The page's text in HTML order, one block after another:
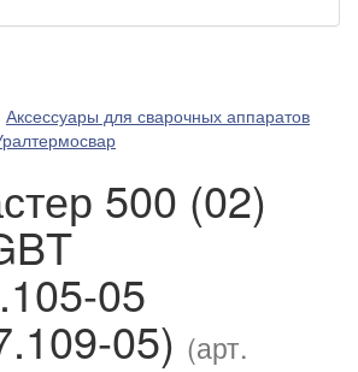
Аксессуары для сварочных аппаратов
500 (02)
05
05) (арт.